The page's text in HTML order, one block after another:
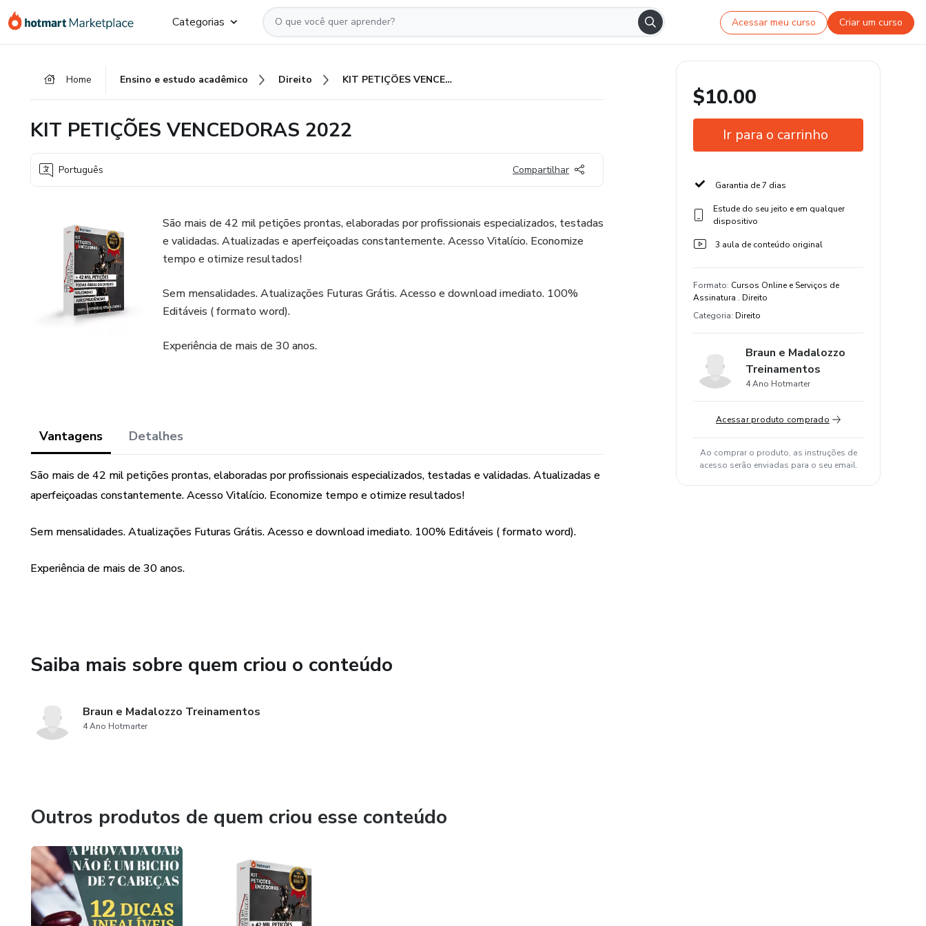
para
para
para
Categorias Acessar meu curso Criar um curso
Home Ensino e estudo acadêmico Direito KIT PETIÇÕES VENCEDORAS 2022
KIT PETIÇÕES VENCEDORAS 2022
Português Compartilhar
São mais de 42 mil petições prontas, elaboradas por profissionais especializados, testadas
e validadas. Atualizadas e aperfeiçoadas constantemente. Acesso Vitalício. Economize
tempo e otimize resultados!
Sem mensalidades. Atualizações Futuras Grátis. Acesso e download imediato. 100%
Editáveis ( formato word).
Experiência de mais de 30 anos.
Vantagens Detalhes
São mais de 42 mil petições prontas, elaboradas por profissionais especializados, testadas e validadas. Atualizadas e
aperfeiçoadas constantemente. Acesso Vitalício. Economize tempo e otimize resultados!
Sem mensalidades. Atualizações Futuras Grátis. Acesso e download imediato. 100% Editáveis ( formato word).
Experiência de mais de 30 anos.
Saiba mais sobre quem criou o conteúdo
Braun e Madalozzo Treinamentos
4 Ano Hotmarter
Outros produtos de quem criou esse conteúdo
$10.00
Ir para o carrinho
Garantia de 7 dias
Estude do seu jeito e em qualquer
dispositivo
3 aula de conteúdo original
Formato: Cursos Online e Serviços de
Assinatura . Direito
Categoria: Direito
Braun e Madalozzo
Treinamentos
4 Ano Hotmarter
Acessar produto comprado
Ao comprar o produto, as instruções de
acesso serão enviadas para o seu email.